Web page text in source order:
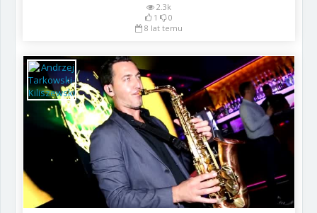
2.3k
1
0
8 lat temu